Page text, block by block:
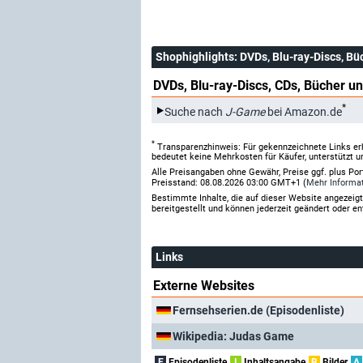
Shophighlights: DVDs, Blu-ray-Discs,
DVDs, Blu-ray-Discs, CDs, Bücher
Suche nach J-Gamebei Amazon.de*
* Transparenzhinweis: Für gekennzeichnete Links
bedeutet keine Mehrkosten für Käufer, unterstützt
Alle Preisangaben ohne Gewähr, Preise ggf. plus
Preisstand: 08.08.2026 03:00 GMT+1 (Mehr
Bestimmte Inhalte, die auf dieser Website
bereitgestellt und können jederzeit geändert oder
Links
Externe Websites
Fernsehserien.de (Episodenliste)
Wikipedia: Judas Game